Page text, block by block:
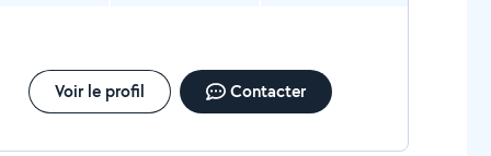
Voir le profil Contacter